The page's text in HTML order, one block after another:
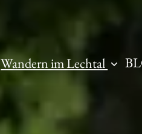
Wandern im Lechtal